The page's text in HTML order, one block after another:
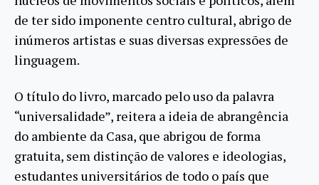
de ter sido imponente centro cultural, abrigo de
inúmeros artistas e suas diversas expressões de
linguagem.
O título do livro, marcado pelo uso da palavra
“universalidade”, reitera a ideia de abrangência
do ambiente da Casa, que abrigou de forma
gratuita, sem distinção de valores e ideologias,
estudantes universitários de todo o país que